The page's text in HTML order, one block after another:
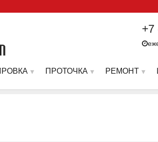
+7
ПРОТОЧКА РЕМОНТ